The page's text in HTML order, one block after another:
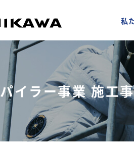
私
パイラー事業 施工